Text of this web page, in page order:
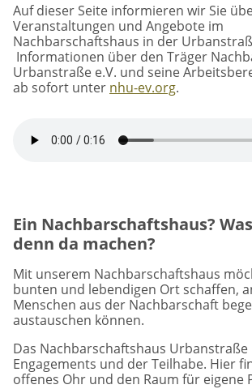
Beratungsangebote
Programmheft vom
Urbanstraße e.V.
Raumanfrage
Über uns
Das Team
Aktuelle Informationen
Die Geschichte des Hauses
Spendenaufruf
Unser Selbstverständnis
Kontakt
Auf dieser Seite informieren wir Sie
Veranstaltungen und Angebote im
Nachbarschaftshaus in der
Informationen über den Träger
Urbanstraße e.V. und seine
ab sofort unter nhu-ev.org.
Ein Nachbarschaftshaus?
denn da machen?
Mit unserem Nachbarschaftshaus
bunten und lebendigen Ort schaffen,
Menschen aus der Nachbarschaft
austauschen können.
Das Nachbarschaftshaus Urbanstraße
Engagements und der Teilhabe. Hier
offenes Ohr und den Raum für eigene